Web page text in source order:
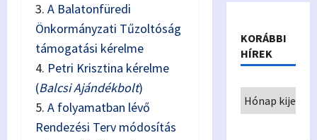
3. A Balatonfüredi
Önkormányzati Tűzoltóság
támogatási kérelme
4. Petri Krisztina kérelme
(Balcsi Ajándékbolt)
5. A folyamatban lévő
Rendezési Terv módosítás
KORÁBBI
HÍREK